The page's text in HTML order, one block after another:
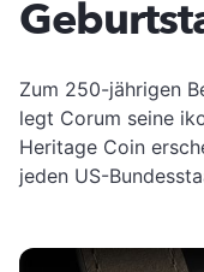
Zum 250-jährigen
legt Corum seine
Heritage Coin
jeden US-